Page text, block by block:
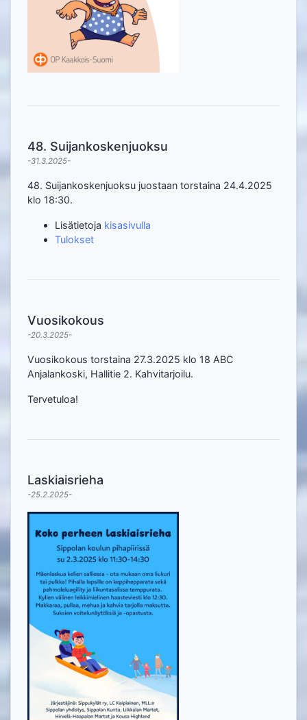
48. Suijankoskenjuoksu
-31.3.2025-
48. Suijankoskenjuoksu juostaan torstaina 24.4.2025
klo 18:30.
Lisätietoja kisasivulla
Tulokset
Vuosikokous
-20.3.2025-
Vuosikokous torstaina 27.3.2025 klo 18 ABC
Anjalankoski, Hallitie 2. Kahvitarjoilu.
Tervetuloa!
Laskiaisrieha
-25.2.2025-